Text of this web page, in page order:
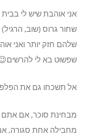
אני אוהבת שיש לי
שחור גרוס (שוב,
שפשוט בא לי
אל תשכחו גם את
מבחינת סוכר, אם אתם
מחבילה אחת סגורה,